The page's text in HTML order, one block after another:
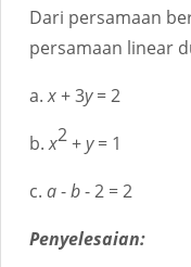
Dari persamaan
persamaan linear
a.x+ 3y= 2
b.x2+y= 1
c. a-b- 2 = 2
Penyelesaian: